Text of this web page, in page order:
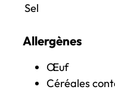
Sel
Allergènes
Œuf
Céréales